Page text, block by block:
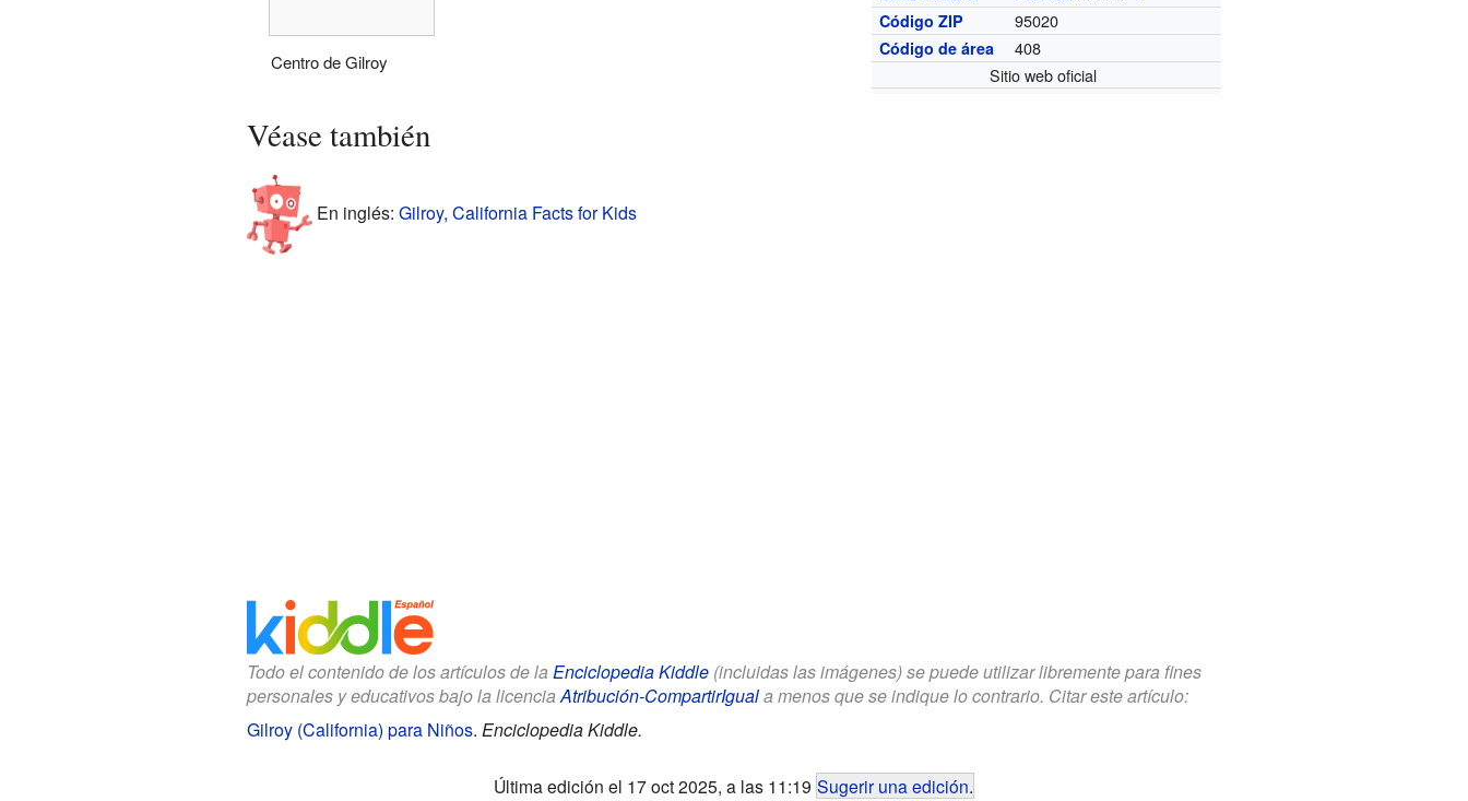
Código ZIP 95020
Código de área
408
Sitio web oficial
Centro de Gilroy
Véase también
En inglés: Gilroy, California Facts for Kids
Todo el contenido de los artículos de la Enciclopedia Kiddle(incluidas las imágenes) se puede utilizar libremente para fines
personales y educativos bajo la licencia Atribución-CompartirIguala menos que se indique lo contrario. Citar este artículo:
Gilroy (California) para Niños. Enciclopedia Kiddle.
Última edición el 17 oct 2025, a las 11:19 Sugerir una edición.